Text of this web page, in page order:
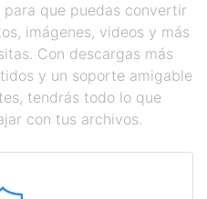
que puedas convertir
imágenes, videos y más
Con descargas más
y un soporte amigable
tendrás todo lo que
con tus archivos.